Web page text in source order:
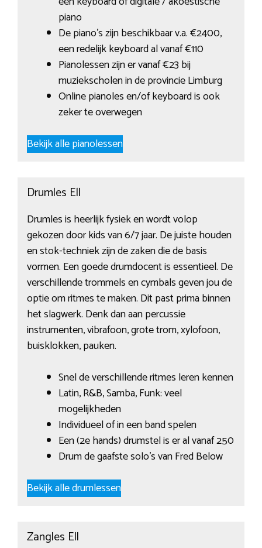
piano
De piano’s zijn beschikbaar v.a. €2400,
een redelijk keyboard al vanaf €110
Pianolessen zijn er vanaf €23 bij
muziekscholen in de provincie Limburg
Online pianoles en/of keyboard is ook
zeker te overwegen
Bekijk alle pianolessen
Drumles Ell
Drumles is heerlijk fysiek en wordt volop
gekozen door kids van 6/7 jaar. De juiste houden
en stok-techniek zijn de zaken die de basis
vormen. Een goede drumdocent is essentieel. De
verschillende trommels en cymbals geven jou de
optie om ritmes te maken. Dit past prima binnen
het slagwerk. Denk dan aan percussie
instrumenten, vibrafoon, grote trom, xylofoon,
buisklokken, pauken.
Snel de verschillende ritmes leren kennen
Latin, R&B, Samba, Funk: veel
mogelijkheden
Individueel of in een band spelen
Een (2e hands) drumstel is er al vanaf 250
Drum de gaafste solo’s van Fred Below
Bekijk alle drumlessen
Zangles Ell